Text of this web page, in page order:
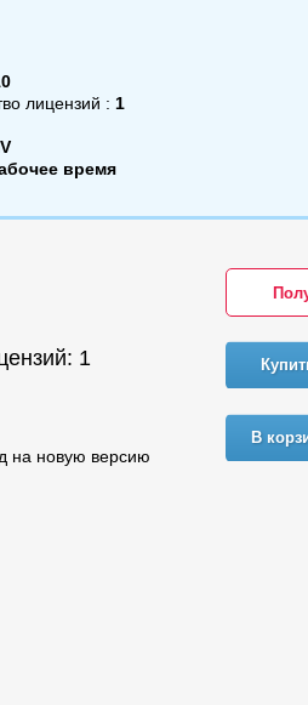
лицензий : 1
время
В
1
на новую версию